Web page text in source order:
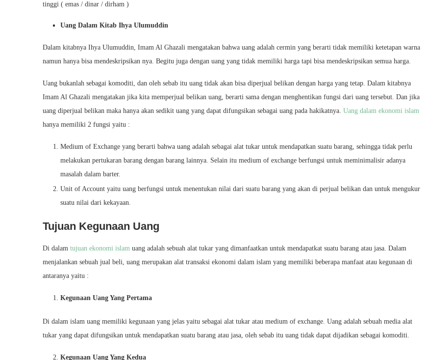
tinggi ( emas / dinar / dirham )
Uang Dalam Kitab Ihya Ulumuddin
Dalam kitabnya Ihya Ulumuddin, Imam Al Ghazali mengatakan bahwa uang adalah cermin yang berarti tidak memiliki ketetapan warna
namun hanya bisa mendeskripsikan nya. Begitu juga dengan uang yang tidak memiliki harga tapi bisa mendeskripsikan semua harga.
Uang bukanlah sebagai komoditi, dan oleh sebab itu uang tidak akan bisa diperjual belikan dengan harga yang tetap. Dalam kitabnya
Imam Al Ghazali mengatakan jika kita memperjual belikan uang, berarti sama dengan menghentikan fungsi dari uang tersebut. Dan jika
uang diperjual belikan maka hanya akan sedikit uang yang dapat difungsikan sebagai uang pada hakikatnya. Uang dalam ekonomi islam
hanya memiliki 2 fungsi yaitu :
Medium of Exchange yang berarti bahwa uang adalah sebagai alat tukar untuk mendapatkan suatu barang, sehingga tidak perlu
melakukan pertukaran barang dengan barang lainnya. Selain itu medium of exchange berfungsi untuk meminimalisir adanya
masalah dalam barter.
Unit of Account yaitu uang berfungsi untuk menentukan nilai dari suatu barang yang akan di perjual belikan dan untuk mengukur
suatu nilai dari kekayaan.
Tujuan Kegunaan Uang
Di dalam tujuan ekonomi islam uang adalah sebuah alat tukar yang dimanfaatkan untuk mendapatkat suatu barang atau jasa. Dalam
menjalankan sebuah jual beli, uang merupakan alat transaksi ekonomi dalam islam yang memiliki beberapa manfaat atau kegunaan di
antaranya yaitu :
Kegunaan Uang Yang Pertama
Di dalam islam uang memiliki kegunaan yang jelas yaitu sebagai alat tukar atau medium of exchange. Uang adalah sebuah media alat
tukar yang dapat difungsikan untuk mendapatkan suatu barang atau jasa, oleh sebab itu uang tidak dapat dijadikan sebagai komoditi.
Kegunaan Uang Yang Kedua